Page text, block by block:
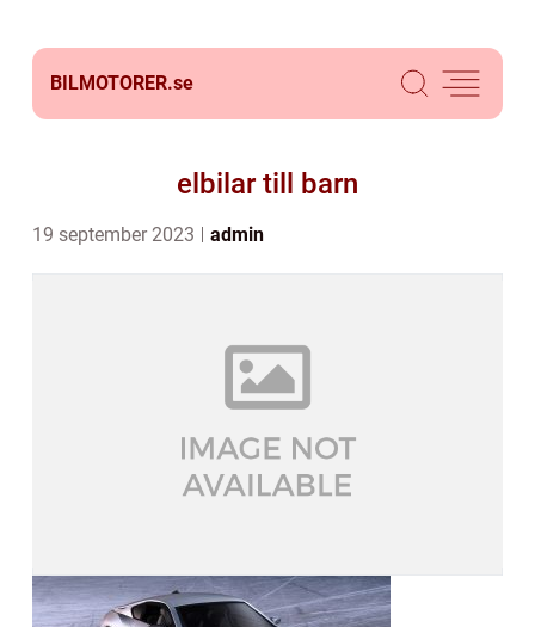
BILMOTORER.se
elbilar till barn
19 september 2023 admin